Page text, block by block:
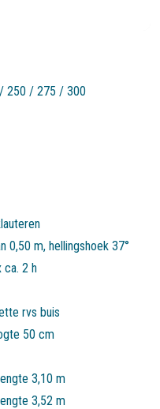
250 / 275 / 300
0,50 m, hellingshoek 37°
ca. 2 h
rvs buis
50 cm
3,10 m
3,52 m